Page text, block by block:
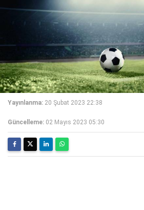
Yayınlanma: 20 Şubat 2023 22:38
Güncelleme: 02 Mayıs 2023 05:30